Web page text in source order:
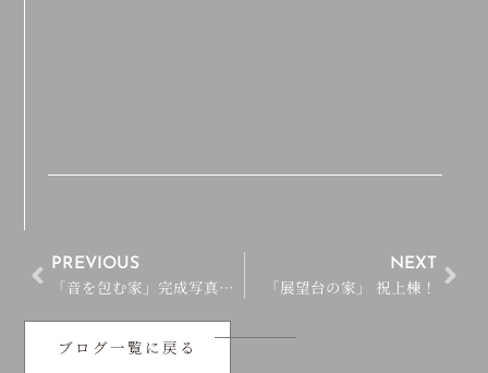
PREVIOUS
「音を包む家」完成写真HP掲載！
NEXT
「展望台の家」 祝上棟！
ブログ一覧に戻る